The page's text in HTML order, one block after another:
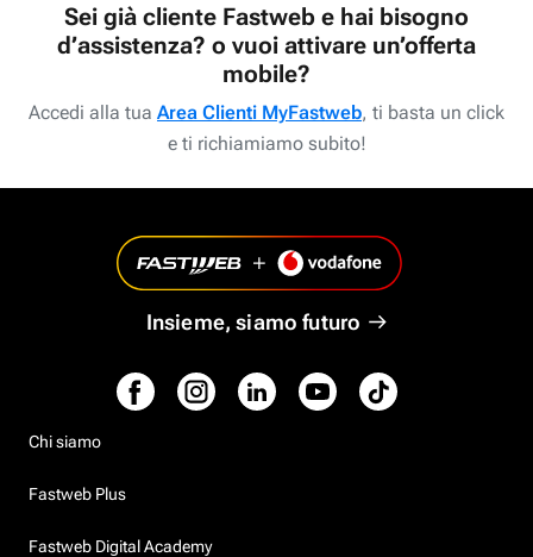
Sei già cliente Fastweb e hai bisogno
d’assistenza? o vuoi attivare un’offerta
mobile?
Accedi alla tua Area Clienti MyFastweb, ti basta un click
e ti richiamiamo subito!
Insieme, siamo futuro
Chi siamo
Fastweb Plus
Fastweb Digital Academy